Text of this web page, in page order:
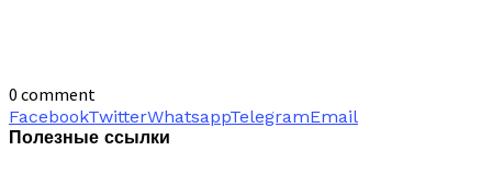
0 comment
FacebookTwitterWhatsappTelegramEmail
Полезные ссылки